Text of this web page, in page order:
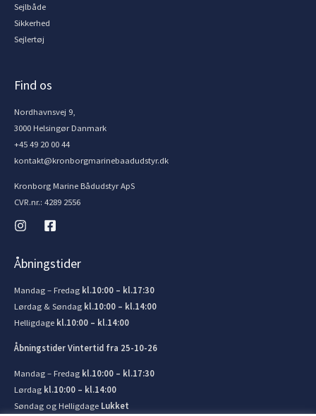
Sejlbåde
Sikkerhed
Sejlertøj
Find os
Nordhavnsvej 9,
3000 Helsingør Danmark
+45 49 20 00 44
kontakt@kronborgmarinebaadudstyr.dk
Kronborg Marine Bådudstyr ApS
CVR.nr.: 4289 2556
Åbningstider
Mandag – Fredag kl.10:00 – kl.17:30
Lørdag & Søndag kl.10:00 – kl.14:00
Helligdage kl.10:00 – kl.14:00
Åbningstider Vintertid fra 25-10-26
Mandag – Fredag kl.10:00 – kl.17:30
Lørdag kl.10:00 – kl.14:00
Søndag og Helligdage Lukket